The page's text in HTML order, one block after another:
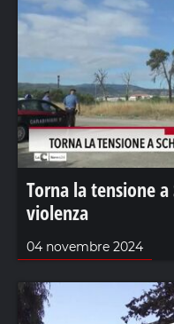
Torna la tensione
violenza
04 novembre 2024